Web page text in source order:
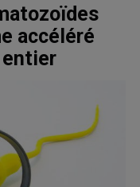
accéléré
entier